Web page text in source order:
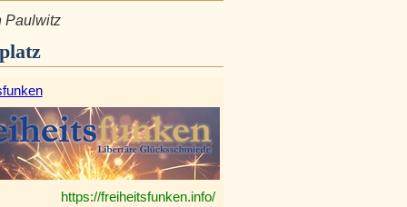
Paulwitz
https://freiheitsfunken.info/